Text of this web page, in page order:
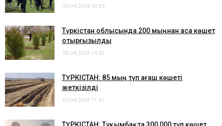
29.04.2024 10:35
Түркістан облысында 200 мыңнан аса көшет
отырғызылды
08.04.2024 15:42
ТҮРКІСТАН: 85 мың түп ағаш көшеті
жеткізілді
03.04.2024 11:47